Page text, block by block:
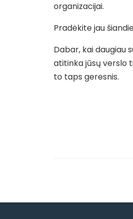
organizacijai.
Pradėkite jau
Dabar, kai daugiau
atitinka jūsų verslo
to taps geresnis.